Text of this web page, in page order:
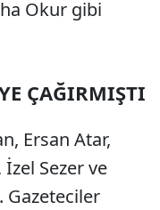
Okur gibi
ÇAĞIRMIŞTI
Ersan Atar,
Sezer ve
Gazeteciler